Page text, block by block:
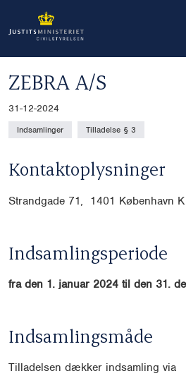
ZEBRA A/S
31-12-2024
Indsamlinger Tilladelse § 3
Kontaktoplysninger
Strandgade 71, 1401 København
Indsamlingsperiode
fra den 1. januar 2024 til den 31.
Indsamlingsmåde
Tilladelsen dækker indsamling via